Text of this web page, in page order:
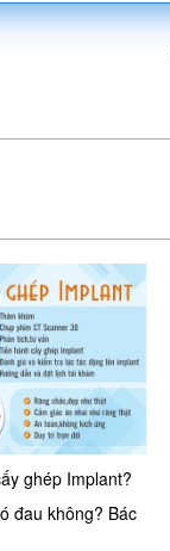
ghép Implant?
đau không? Bác